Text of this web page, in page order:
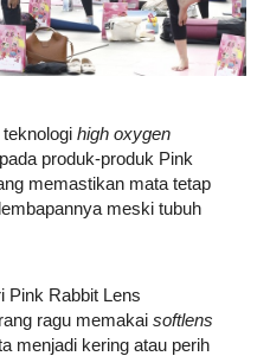
high oxygen
produk-produk Pink
memastikan mata tetap
meski tubuh
Pink Rabbit Lens
ragu memakai softlens
menjadi kering atau perih